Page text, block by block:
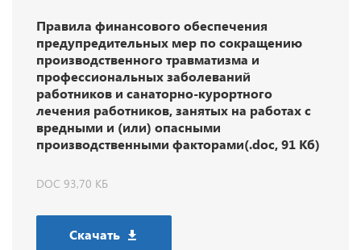
Правила финансового обеспечения
предупредительных мер по сокращению
производственного травматизма и
профессиональных заболеваний
работников и санаторно-курортного
лечения работников, занятых на работах с
вредными и (или) опасными
производственными факторами(.doc, 91 Кб)
DOC 93,70 КБ
Скачать